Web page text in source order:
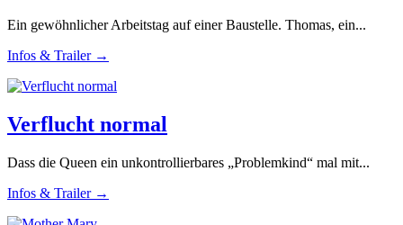
Ein gewöhnlicher Arbeitstag auf einer Baustelle. Thomas, ein...
Infos & Trailer →
Verflucht normal
Dass die Queen ein unkontrollierbares „Problemkind“ mal mit...
Infos & Trailer →